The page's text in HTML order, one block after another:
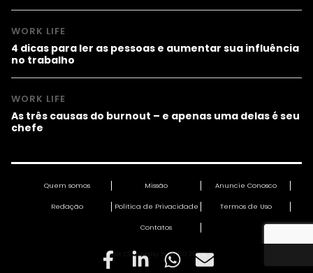
WORK LIFE
4 dicas para ler as pessoas e aumentar sua influência
no trabalho
WORK LIFE
As três causas do burnout – e apenas uma delas é seu
chefe
Quem somos Missão Anuncie Conosco
Redação Política de Privacidade Termos de Uso
Contatos
Fast Company Brasil © 2026